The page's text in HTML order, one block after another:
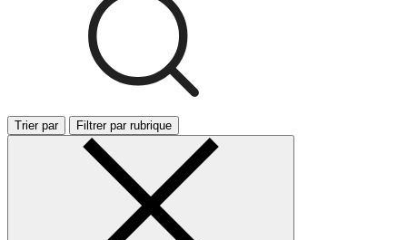
Trier par Filtrer par rubrique